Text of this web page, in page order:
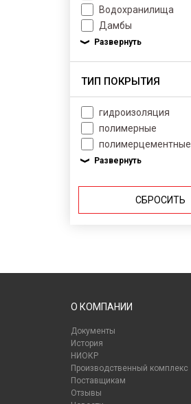
Водохранилища
Дамбы
ТИП ПОКРЫТИЯ
гидроизоляция
полимерные
полимерцементные
СБРОСИТЬ
О КОМПАНИИ
Документы
История
НИОКР
Производственный комплекс
Поставщикам
Отзывы